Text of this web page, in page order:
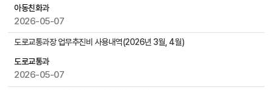
호
아동친화과
2026-05-07
도로교통과장 업무추진비 사용내역(2026년 3월, 4월)
도로교통과
2026-05-07